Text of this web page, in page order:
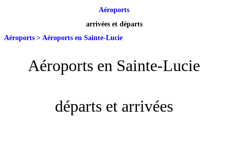
Aéroports
arrivées et départs
Aéroports > Aéroports en Sainte-Lucie
Aéroports en Sainte-Lucie
départs et arrivées